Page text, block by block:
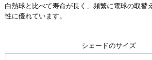
白熱球と比べて寿命が長く、頻繁に電球の取替
性に優れています。
シェードのサイズ